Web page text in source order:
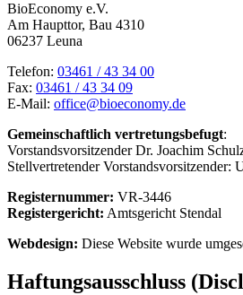
BioEconomy e.V.
Am Haupttor, Bau 4310
06237 Leuna
Telefon: 03461 / 43 34 00
Fax: 03461 / 43 34 09
E-Mail: office@bioeconomy.de
Gemeinschaftlich vertretungsbefugt:
Vorstandsvorsitzender Dr. Joachim
Stellvertretender Vorstandsvorsitzender:
Registernummer: VR-3446
Registergericht: Amtsgericht Stendal
Webdesign: Diese Website wurde
Haftungsausschluss